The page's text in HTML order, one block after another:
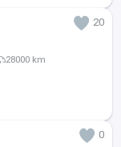
20
28000 km
0